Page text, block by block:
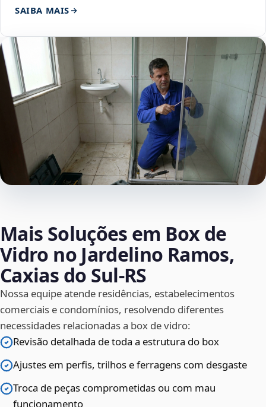
SAIBA MAIS
Mais Soluções em Box de
Vidro no Jardelino Ramos,
Caxias do Sul‑RS
Nossa equipe atende residências, estabelecimentos
comerciais e condomínios, resolvendo diferentes
necessidades relacionadas a box de vidro:
Revisão detalhada de toda a estrutura do box
Ajustes em perfis, trilhos e ferragens com desgaste
Troca de peças comprometidas ou com mau
funcionamento